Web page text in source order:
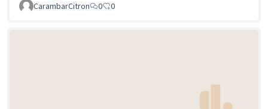
CarambarCitron 0 0